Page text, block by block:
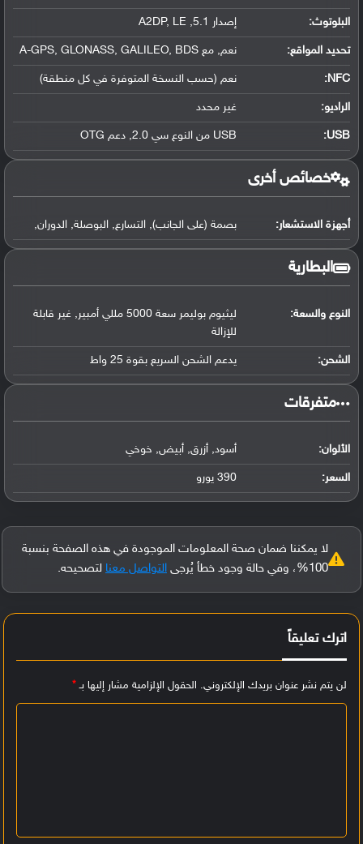
البلوتوث: إصدار 5.1, A2DP, LE
تحديد المواقع: نعم, مع A-GPS, GLONASS, GALILEO, BDS
NFC
: نعم (حسب النسخة المتوفرة في كل منطقة)
الراديو: غير محدد
USB
: USB من النوع سي 2.0, دعم OTG
خصائص أخرى
أجهزة الاستشعار: بصمة (على الجانب), التسارع, البوصلة, الدوران,
البطارية
النوع والسعة:
ليثيوم بوليمر سعة 5000 مللي أمبير, غير قابلة
للإزالة
الشحن: يدعم الشحن السريع بقوة 25 واط
‏متفرقات‏
الألوان: أسود, أزرق, أبيض, خوخي
السعر: 390 يورو
لا يمكننا ضمان صحة المعلومات الموجودة في هذه الصفحة بنسبة
100%، وفي حالة وجود خطأ يُرجى
التواصل معنا لتصحيحه.
اترك تعليقاً
لن يتم نشر عنوان بريدك الإلكتروني. الحقول الإلزامية مشار إليها بـ*
ي